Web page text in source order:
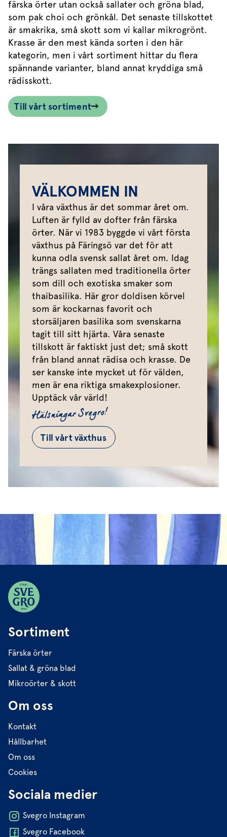
färska örter utan också sallater och gröna blad,
som pak choi och grönkål. Det senaste tillskottet
är smakrika, små skott som vi kallar mikrogrönt.
Krasse är den mest kända sorten i den här
kategorin, men i vårt sortiment hittar du flera
spännande varianter, bland annat kryddiga små
rädisskott.
Till vårt sortiment
VÄLKOMMEN IN
I våra växthus är det sommar året om.
Luften är fylld av dofter från färska
örter. När vi 1983 byggde vi vårt första
växthus på Färingsö var det för att
kunna odla svensk sallat året om. Idag
trängs sallaten med traditionella örter
som dill och exotiska smaker som
thaibasilika. Här gror doldisen körvel
som är kockarnas favorit och
storsäljaren basilika som svenskarna
tagit till sitt hjärta. Våra senaste
tillskott är faktiskt just det; små skott
från bland annat rädisa och krasse. De
ser kanske inte mycket ut för välden,
men är ena riktiga smakexplosioner.
Upptäck vår värld!
Hälsningar Svegro!
Till vårt växthus
Sortiment
Färska örter
Sallat & gröna blad
Mikroörter & skott
Om oss
Kontakt
Hållbarhet
Om oss
Cookies
Sociala medier
Svegro Instagram
Svegro Facebook